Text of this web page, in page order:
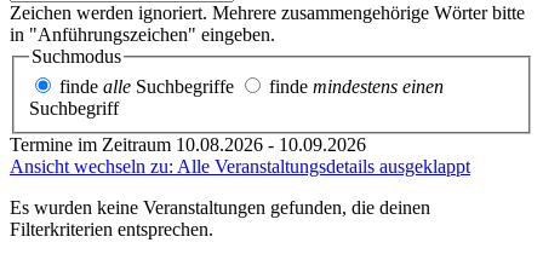
Zeichen werden ignoriert. Mehrere zusammengehörige Wörter bitte
in "Anführungszeichen" eingeben.
Suchmodus
finde alle Suchbegriffe finde mindestens einen
Suchbegriff
Termine im Zeitraum 10.08.2026 - 10.09.2026
Ansicht wechseln zu: Alle Veranstaltungsdetails ausgeklappt
Es wurden keine Veranstaltungen gefunden, die deinen
Filterkriterien entsprechen.